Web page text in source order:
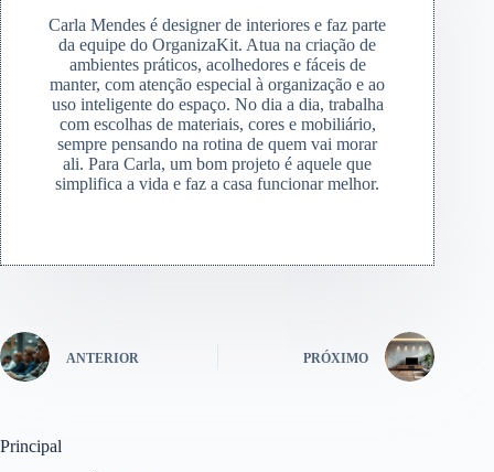
Carla Mendes é designer de interiores e faz parte
da equipe do OrganizaKit. Atua na criação de
ambientes práticos, acolhedores e fáceis de
manter, com atenção especial à organização e ao
uso inteligente do espaço. No dia a dia, trabalha
com escolhas de materiais, cores e mobiliário,
sempre pensando na rotina de quem vai morar
ali. Para Carla, um bom projeto é aquele que
simplifica a vida e faz a casa funcionar melhor.
ANTERIOR PRÓXIMO
Principal